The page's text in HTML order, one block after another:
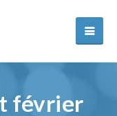
février